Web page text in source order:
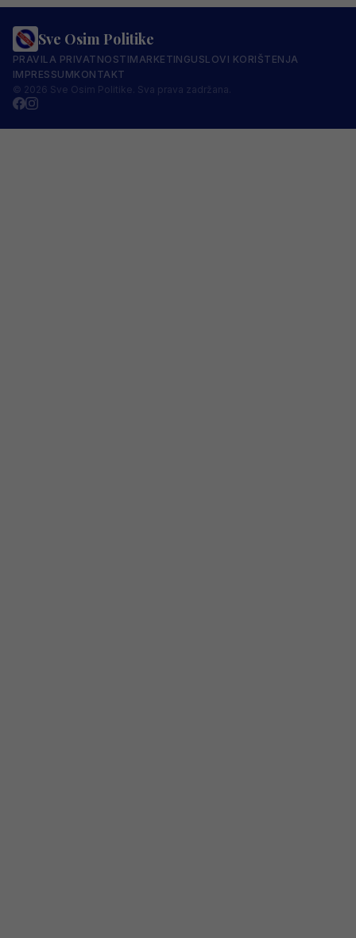
Sve Osim Politike
PRAVILA PRIVATNOSTIMARKETINGUSLOVI KORIŠTENJA
IMPRESSUMKONTAKT
© 2026 Sve Osim Politike. Sva prava zadržana.